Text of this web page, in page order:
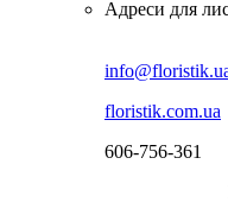
Адреси для
floristik.com.ua
606-756-361